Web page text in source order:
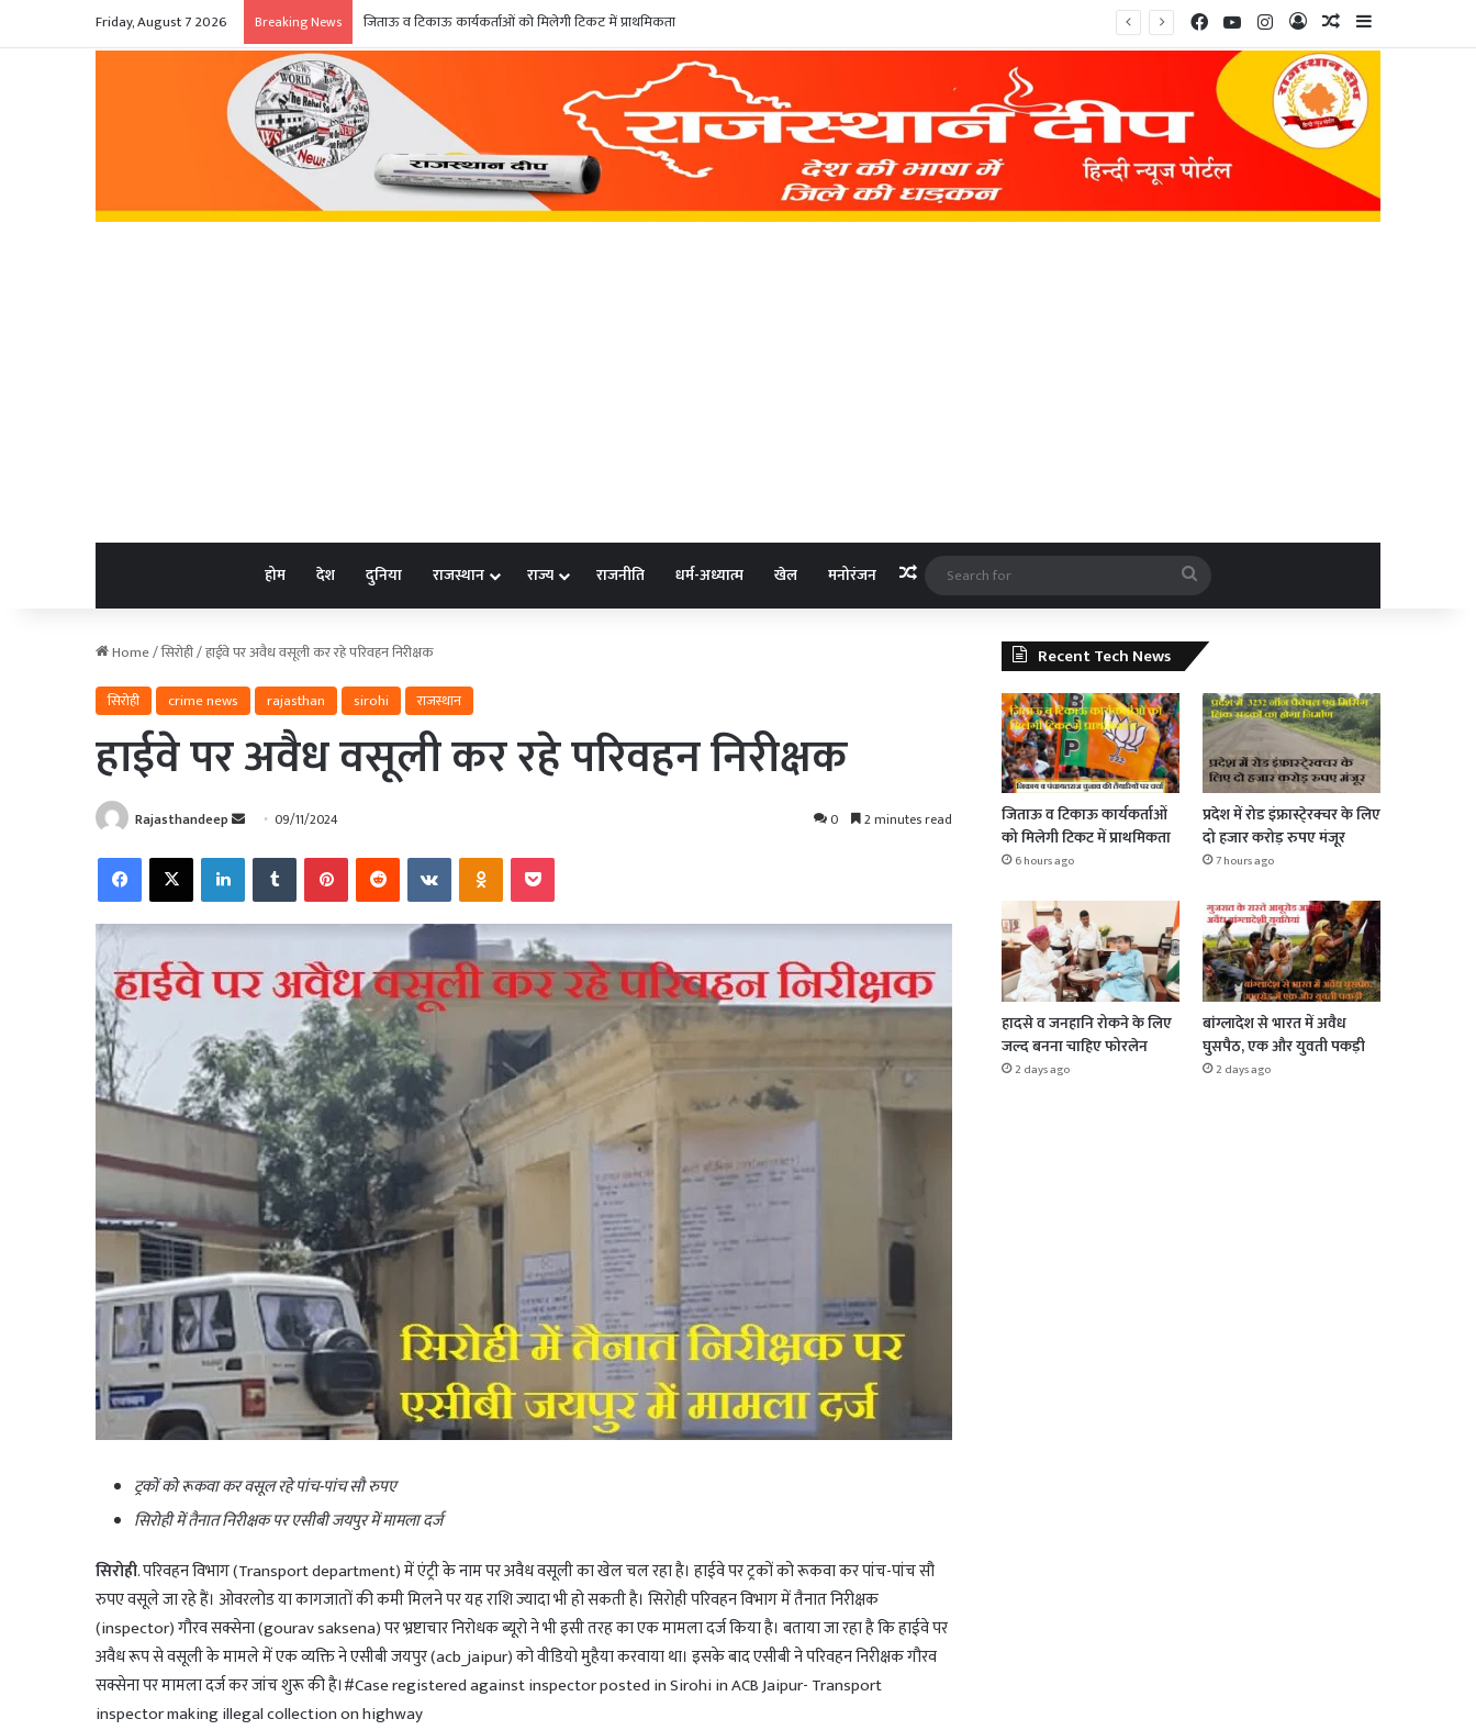
Friday, August 7 2026 Breaking News जिताऊ व टिकाऊ कार्यकर्ताओं को मिलेगी टिकट में प्राथमिकता FacebookYouTubeInstagram
Log InRandom Article
Sidebar
होम देश दुनिया राजस्थान राज्य राजनीति धर्म-अध्यात्म खेल मनोरंजन Random Article
Search
for
Home/सिरोही/हाईवे पर अवैध वसूली कर रहे परिवहन निरीक्षक
सिरोही
crime news rajasthan sirohi राजस्थान
हाईवे पर अवैध वसूली कर रहे परिवहन निरीक्षक
Rajasthandeep
Send
email
09/11/2024 0 2 minutes read
FacebookX LinkedInTumblr PinterestReddit VKontakteOdnoklassniki
Pocket
ट्रकों को रूकवा कर वसूल रहे पांच-पांच सौ रुपए
सिरोही में तैनात निरीक्षक पर एसीबी जयपुर में मामला दर्ज
सिरोही. परिवहन विभाग (Transport department) में एंट्री के नाम पर अवैध वसूली का खेल चल रहा है। हाईवे पर ट्रकों को रूकवा कर पांच-पांच सौ
रुपए वसूले जा रहे हैं। ओवरलोड या कागजातों की कमी मिलने पर यह राशि ज्यादा भी हो सकती है। सिरोही परिवहन विभाग में तैनात निरीक्षक
(inspector) गौरव सक्सेना (gourav saksena) पर भ्रष्टाचार निरोधक ब्यूरो ने भी इसी तरह का एक मामला दर्ज किया है। बताया जा रहा है कि हाईवे पर
अवैध रूप से वसूली के मामले में एक व्यक्ति ने एसीबी जयपुर (acb_jaipur) को वीडियो मुहैया करवाया था। इसके बाद एसीबी ने परिवहन निरीक्षक गौरव
सक्सेना पर मामला दर्ज कर जांच शुरू की है।#Case registered against inspector posted in Sirohi in ACB Jaipur- Transport
inspector making illegal collection on highway
Recent Tech News
जिताऊ व टिकाऊ कार्यकर्ताओं
को मिलेगी टिकट में प्राथमिकता
6 hours ago
प्रदेश में रोड इंफ्रास्टे्रक्चर के लिए
दो हजार करोड़ रुपए मंजूर
7 hours ago
हादसे व जनहानि रोकने के लिए
जल्द बनना चाहिए फोरलेन
2 days ago
बांग्लादेश से भारत में अवैध
घुसपैठ, एक और युवती पकड़ी
2 days ago